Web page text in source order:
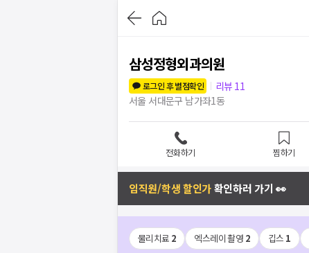
삼성정형외과의원
로그인 후 별점확인
리뷰 11
서울 서대문구 남가좌1동
전화하기 찜하기
임직원/학생 할인가확인하러 가기 👀
물리치료 2 엑스레이 촬영 2 깁스 1